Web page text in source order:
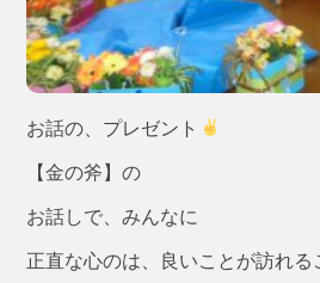
お話の、プレゼント
【金の斧】の
お話しで、みんなに
正直な心のは、良いことが訪れる